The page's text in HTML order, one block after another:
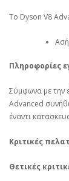
Το Dyson V8
Πληροφορίες
Σύμφωνα με την
Advanced
έναντι
Κριτικές
Θετικές